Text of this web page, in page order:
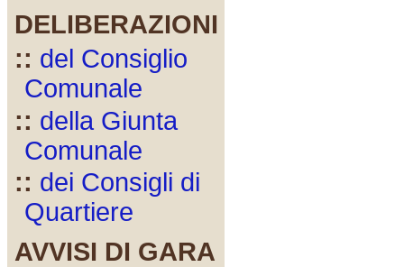
DELIBERAZIONI
:: del Consiglio
Comunale
:: della Giunta
Comunale
:: dei Consigli di
Quartiere
AVVISI DI GARA